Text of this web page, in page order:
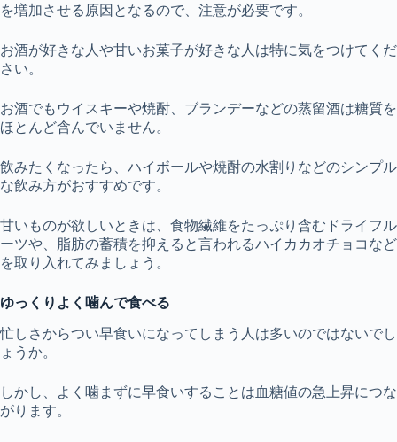
を増加させる原因となるので、注意が必要です。
お酒が好きな人や甘いお菓子が好きな人は特に気をつけてくだ
さい。
お酒でもウイスキーや焼酎、ブランデーなどの蒸留酒は糖質を
ほとんど含んでいません。
飲みたくなったら、ハイボールや焼酎の水割りなどのシンプル
な飲み方がおすすめです。
甘いものが欲しいときは、食物繊維をたっぷり含むドライフル
ーツや、脂肪の蓄積を抑えると言われるハイカカオチョコなど
を取り入れてみましょう。
ゆっくりよく噛んで食べる
忙しさからつい早食いになってしまう人は多いのではないでし
ょうか。
しかし、よく噛まずに早食いすることは血糖値の急上昇につな
がります。